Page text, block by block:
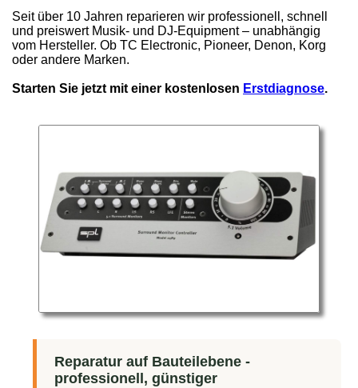
Seit über 10 Jahren reparieren wir professionell, schnell
und preiswert Musik- und DJ-Equipment – unabhängig
vom Hersteller. Ob TC Electronic, Pioneer, Denon, Korg
oder andere Marken.
Starten Sie jetzt mit einer kostenlosen Erstdiagnose.
Reparatur auf Bauteilebene -
professionell, günstiger